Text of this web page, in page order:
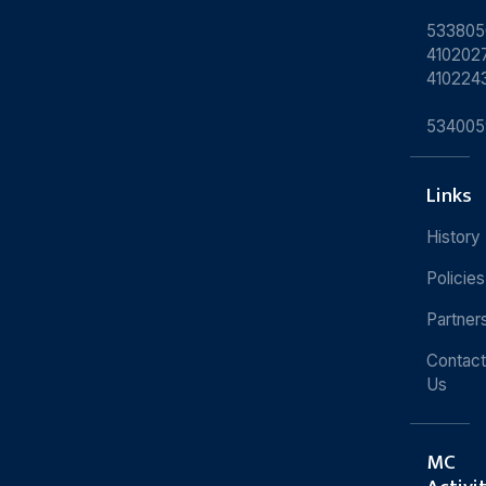
Links
History
Policies
Contact
Us
MC